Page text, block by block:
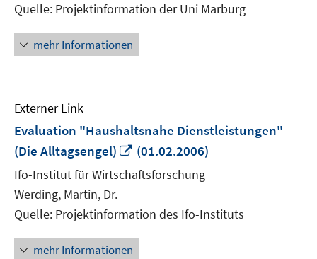
Quelle: Projektinformation der Uni Marburg
mehr Informationen
Externer Link
Evaluation "Haushaltsnahe Dienstleistungen"
(Die Alltagsengel)
In
neuem
Fenster
(01.02.2006)
Ifo-Institut für Wirtschaftsforschung
Werding, Martin, Dr.
Quelle: Projektinformation des Ifo-Instituts
mehr Informationen